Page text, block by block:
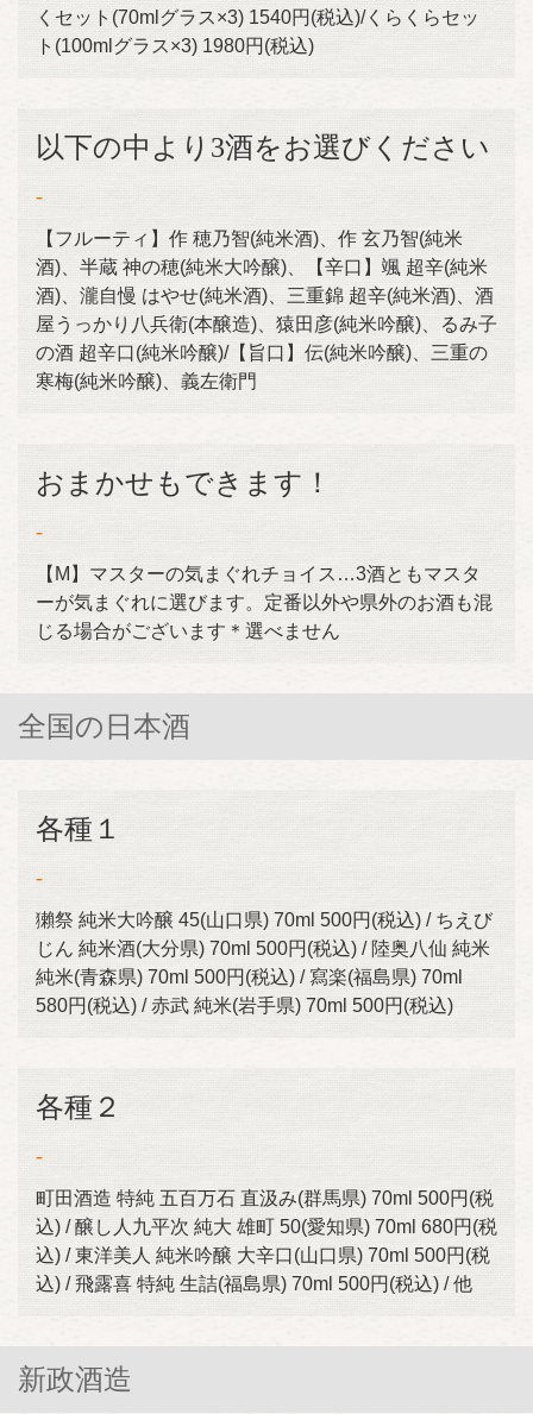
くセット(70mlグラス×3) 1540円(税込)/くらくらセッ
ト(100mlグラス×3) 1980円(税込)
以下の中より3酒をお選びください
-
【フルーティ】作 穂乃智(純米酒)、作 玄乃智(純米
酒)、半蔵 神の穂(純米大吟醸)、【辛口】颯 超辛(純米
酒)、瀧自慢 はやせ(純米酒)、三重錦 超辛(純米酒)、酒
屋うっかり八兵衛(本醸造)、猿田彦(純米吟醸)、るみ子
の酒 超辛口(純米吟醸)/【旨口】伝(純米吟醸)、三重の
寒梅(純米吟醸)、義左衛門
おまかせもできます！
-
【M】マスターの気まぐれチョイス…3酒ともマスタ
ーが気まぐれに選びます。定番以外や県外のお酒も混
じる場合がございます＊選べません
全国の日本酒
各種１
-
獺祭 純米大吟醸 45(山口県) 70ml 500円(税込) / ちえび
じん 純米酒(大分県) 70ml 500円(税込) / 陸奥八仙 純米
純米(青森県) 70ml 500円(税込) / 寫楽(福島県) 70ml
580円(税込) / 赤武 純米(岩手県) 70ml 500円(税込)
各種２
-
町田酒造 特純 五百万石 直汲み(群馬県) 70ml 500円(税
込) / 醸し人九平次 純大 雄町 50(愛知県) 70ml 680円(税
込) / 東洋美人 純米吟醸 大辛口(山口県) 70ml 500円(税
込) / 飛露喜 特純 生詰(福島県) 70ml 500円(税込) / 他
新政酒造
この店舗情報をシェアする
https://dainingkitchenkuraise.owst.jp/drinks